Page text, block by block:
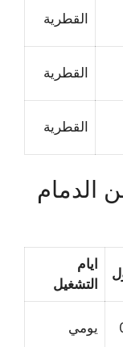
القطرية
القطرية
القطرية
الدمام
ايام
التشغيل
يومي